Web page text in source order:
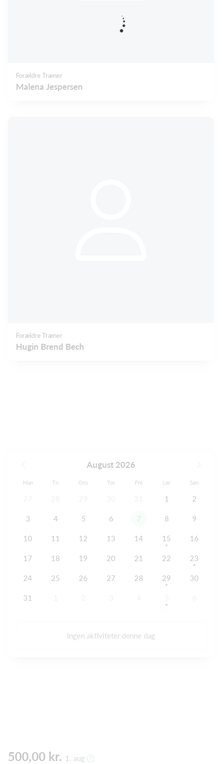
Forældre Træner
Malena Jespersen
Forældre Træner
Hugin Brend Bech
August 2026
Man Tir Ons Tor Fre Lør Søn
1 2
3 4 5 6 7 8 9
10 11 12 13 14 15 16
17 18 19 20 21 22 23
24 25 26 27 28 29 30
31
Ingen aktiviteter denne dag
500,00 kr. 1. aug